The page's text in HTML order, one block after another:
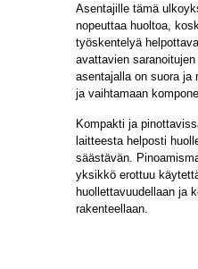
Asentajille tämä
nopeuttaa huoltoa,
työskentelyä
avattavien
asentajalla on suora ja
ja vaihtamaan
Kompakti ja
laitteesta helposti
säästävän.
yksikkö erottuu
huollettavuudellaan ja
rakenteellaan.